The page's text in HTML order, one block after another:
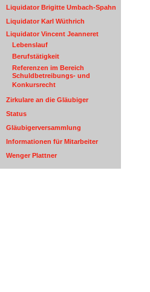
Liquidator Brigitte Umbach-Spahn
Liquidator Karl Wüthrich
Liquidator Vincent Jeanneret
Lebenslauf
Berufstätigkeit
Referenzen im Bereich
Schuldbetreibungs- und
Konkursrecht
Zirkulare an die Gläubiger
Status
Gläubigerversammlung
Informationen für Mitarbeiter
Wenger Plattner